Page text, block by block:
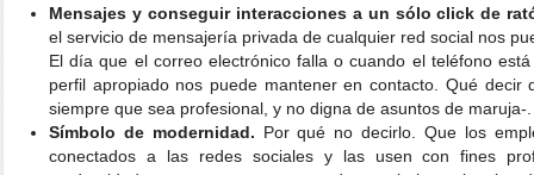
Mensajes y conseguir interacciones a un sólo click de
el servicio de mensajería privada de cualquier red social nos
El día que el correo electrónico falla o cuando el teléfono
perfil apropiado nos puede mantener en contacto. Qué decir
siempre que sea profesional, y no digna de asuntos de maruja-.
Símbolo de modernidad. Por qué no decirlo. Que los
conectados a las redes sociales y las usen con fines